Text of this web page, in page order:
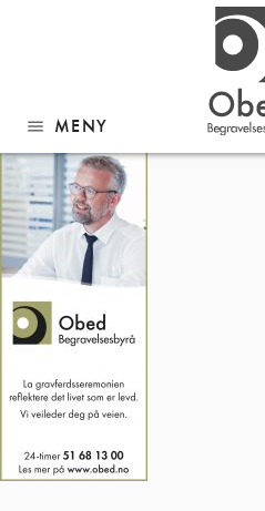
menu MENY
SA b80xh__07